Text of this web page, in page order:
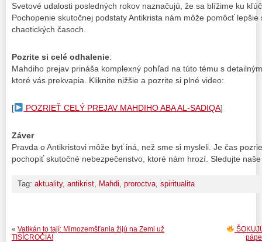
Svetové udalosti posledných rokov naznačujú, že sa blížime ku
Pochopenie skutočnej podstaty Antikrista nám môže pomôcť
chaotických časoch.
Pozrite si celé odhalenie:
Mahdiho prejav prináša komplexný pohľad na túto tému s
ktoré vás prekvapia. Kliknite nižšie a pozrite si plné video:
[ POZRIEŤ CELÝ PREJAV MAHDIHO ABA AL-SADIQA]
Záver
Pravda o Antikristovi môže byť iná, než sme si mysleli. Je čas
pochopiť skutočné nebezpečenstvo, ktoré nám hrozí. Sledujte
Tag: aktuality, antikrist Mahdi proroctva spiritualita
« Vatikán to tají: Mimozemšťania žijú na Zemi už
TISÍCROČIA!